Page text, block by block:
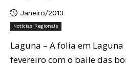
Janeiro/2013
Notícias Regionais
Laguna – A folia em
fevereiro com o baile das